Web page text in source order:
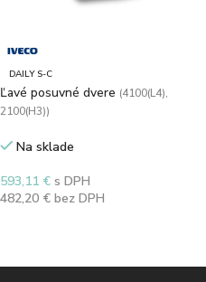
DAILY S-C
Ľavé posuvné dvere (4100(L4),
2100(H3))
Na sklade
593,11 € s DPH
482,20 € bez DPH